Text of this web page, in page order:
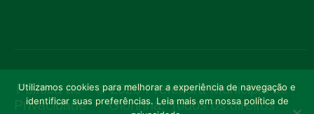
Política de
Privacidade
© 2025 Prefeitura Municipal de
Glorinha. Todos os direitos
Utilizamos cookies para melhorar a experiência de navegação e
identificar suas preferências. Leia mais em nossa política de